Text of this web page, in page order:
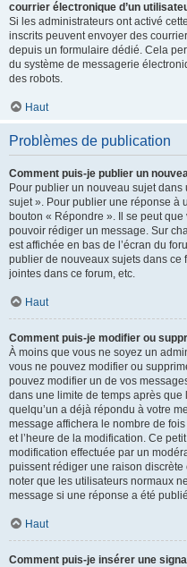
courrier électronique d’un
Si les administrateurs ont activé
inscrits peuvent envoyer des
depuis un formulaire dédié. Cela
du système de messagerie
des robots.
Haut
Problèmes de publication
Comment puis-je publier un
Pour publier un nouveau sujet
sujet ». Pour publier une réponse à
bouton « Répondre ». Il se peut
pouvoir rédiger un message. Sur
est affichée en bas de l’écran du
publier de nouveaux sujets dans ce
jointes dans ce forum, etc.
Haut
Comment puis-je modifier ou
À moins que vous ne soyez un
vous ne pouvez modifier ou
pouvez modifier un de vos
dans une limite de temps après
quelqu’un a déjà répondu à votre
message affichera le nombre de
et l’heure de la modification. Ce petit
modification effectuée par un
puissent rédiger une raison
noter que les utilisateurs normaux
message si une réponse a été
Haut
Comment puis-je insérer une